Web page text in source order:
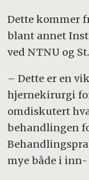
svulst.
Man kan bruke
man for
eller
Dette kommer
blant annet
ved NTNU og
– Dette er en
hjernekirurgi
omdiskutert
behandlingen
mye både i